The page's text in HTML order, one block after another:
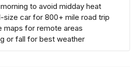
to avoid midday heat
size car for 800+ mile road trip
maps for remote areas
or fall for best weather